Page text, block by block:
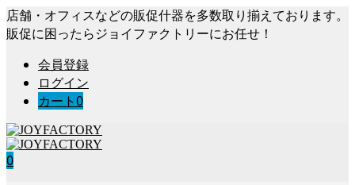
店舗・オフィスなどの販促什器を多数取り揃えております。
販促に困ったらジョイファクトリーにお任せ！
会員登録
ログイン
カート0
0